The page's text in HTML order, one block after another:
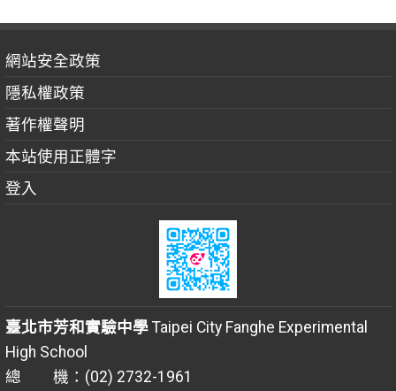
網站安全政策
隱私權政策
著作權聲明
本站使用正體字
登入
臺北市芳和實驗中學Taipei City Fanghe Experimental
High School
總 機：(02) 2732-1961